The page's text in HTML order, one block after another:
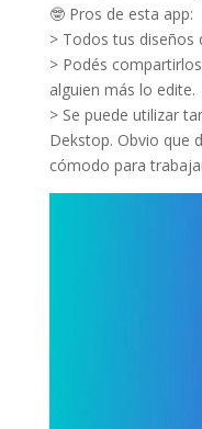
🤓 Pros de esta app:
> Todos tus diseños
> Podés
alguien más lo edite.
> Se puede utilizar
Dekstop. Obvio que
cómodo para